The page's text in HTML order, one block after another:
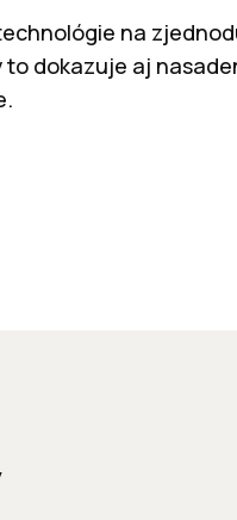
na
to dokazuje aj